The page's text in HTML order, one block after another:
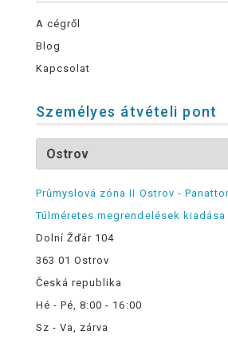
A cégről
Blog
Kapcsolat
Személyes átvételi pont
Průmyslová zóna II Ostrov -
Túlméretes megrendelések kiadása
Dolní Žďár 104
363 01 Ostrov
Česká republika
Hé - Pé, 8:00 - 16:00
Sz - Va, zárva